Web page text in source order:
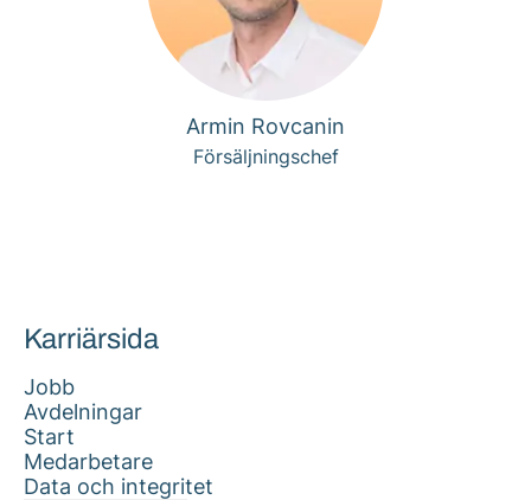
Armin Rovcanin
Försäljningschef
Karriärsida
Jobb
Avdelningar
Start
Medarbetare
Data och integritet